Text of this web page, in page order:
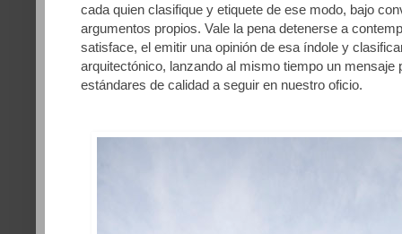
cada quien clasifique y etiquete de ese modo, bajo
argumentos propios. Vale la pena detenerse a
satisface, el emitir una opinión de esa índole y
arquitectónico, lanzando al mismo tiempo un mensaje
estándares de calidad a seguir en nuestro oficio.